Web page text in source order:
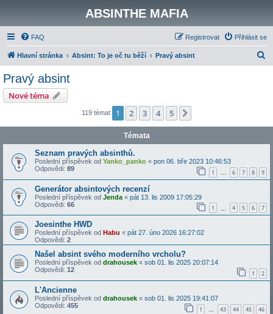
ABSINTHE MAFIA
FAQ Přihlásit se
Registrovat
Hlavní stránka Absint: To je oč tu běží Pravý absint
t
Pravý absint
Nové téma
119 témat 1 2 3 4 5
Témata
Seznam pravých absinthů.
Poslední příspěvek od Yanko_panko « pon 06. bře 2023 10:46:53
Odpovědi: 89 1 … 6 7 8 9
Generátor absintových recenzí
Poslední příspěvek od Jenda « pát 13. lis 2009 17:05:29
Odpovědi: 66 1 4 5 6 7
Joesinthe HWD
Poslední příspěvek od Habu « pát 27. úno 2026 16:27:02
Odpovědi: 2
Našel absint svého moderního vrcholu?
Poslední příspěvek od drahousek « sob 01. lis 2025 20:07:14
Odpovědi: 12 1 2
L'Ancienne
Poslední příspěvek od drahousek « sob 01. lis 2025 19:41:07
Odpovědi: 455 1 … 43 44 45 46